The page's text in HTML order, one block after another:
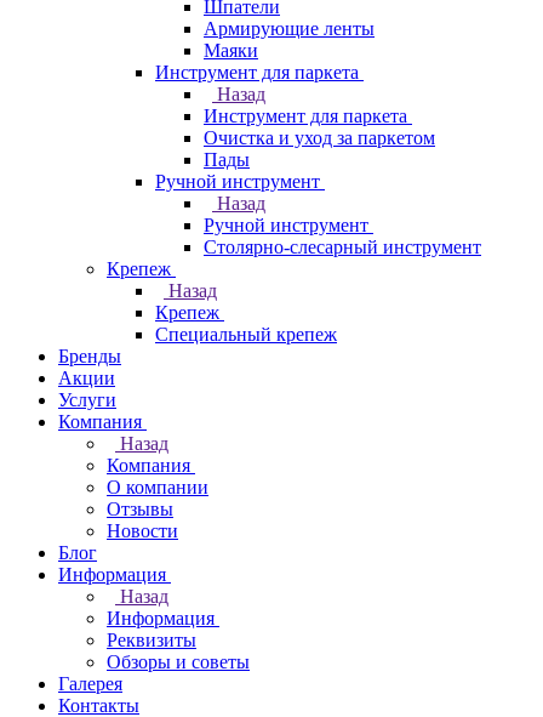
Шпатели
Армирующие ленты
Маяки
Инструмент для паркета
Назад
Инструмент для паркета
Очистка и уход за паркетом
Пады
Ручной инструмент
Назад
Ручной инструмент
Столярно-слесарный инструмент
Крепеж
Назад
Крепеж
Специальный крепеж
Бренды
Акции
Услуги
Компания
Назад
Компания
О компании
Отзывы
Новости
Блог
Информация
Назад
Информация
Реквизиты
Обзоры и советы
Галерея
Контакты